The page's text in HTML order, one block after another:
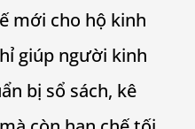
mới cho hộ kinh
giúp người kinh
bị sổ sách, kê